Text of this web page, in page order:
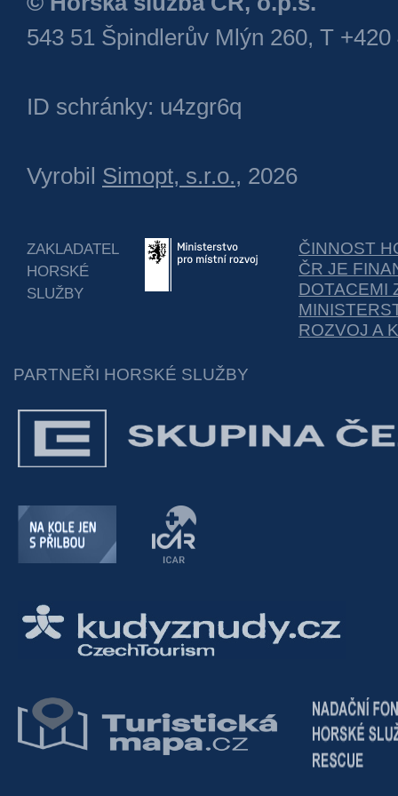
543 51 Špindlerův Mlýn 260, T +420
ID schránky: u4zgr6q
Vyrobil Simopt, s.r.o., 2026
ZAKLADATEL
HORSKÉ
SLUŽBY
ČINNOST
ČR JE
DOTACEMI
ROZVOJ A
PARTNEŘI HORSKÉ SLUŽBY